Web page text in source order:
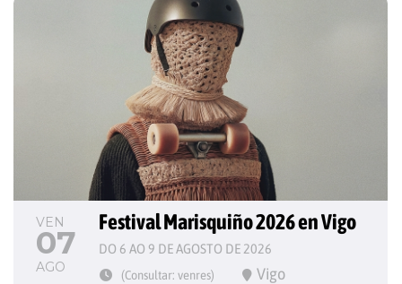
VEN
07
AGO
Festival Marisquiño 2026 en Vigo
DO 6 AO 9 DE AGOSTO DE 2026
(Consultar: venres) Vigo